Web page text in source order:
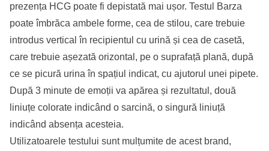
prezența HCG poate fi depistată mai ușor. Testul Barza
poate îmbrăca ambele forme, cea de stilou, care trebuie
introdus vertical în recipientul cu urină și cea de casetă,
care trebuie așezată orizontal, pe o suprafață plană, după
ce se picură urina în spațiul indicat, cu ajutorul unei pipete.
După 3 minute de emoții va apărea și rezultatul, două
liniuțe colorate indicând o sarcină, o singură liniuță
indicând absența acesteia.
Utilizatoarele testului sunt mulțumite de acest brand,